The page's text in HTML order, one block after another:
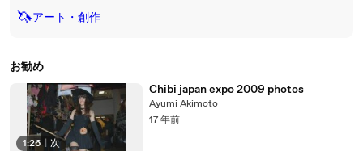
🦄アート・創作
お勧め
1:26 次
Chibi japan expo 2009 photos
Ayumi Akimoto
17 年前